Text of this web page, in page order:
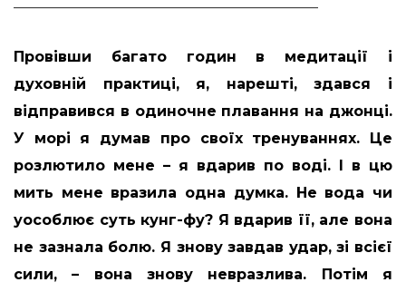
Провівши багато годин в медитації і
духовній практиці, я, нарешті, здався і
відправився в одиночне плавання на джонці.
У морі я думав про своїх тренуваннях. Це
розлютило мене – я вдарив по воді. І в цю
мить мене вразила одна думка. Не вода чи
уособлює суть кунг-фу? Я вдарив її, але вона
не зазнала болю. Я знову завдав удар, зі всієї
сили, – вона знову невразлива. Потім я